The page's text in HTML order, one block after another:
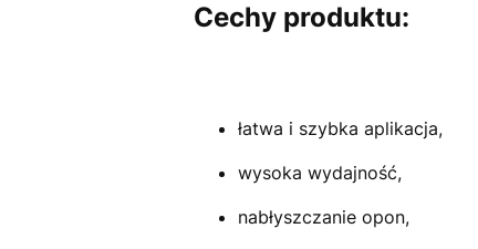
Cechy produktu:
łatwa i szybka aplikacja,
wysoka wydajność,
nabłyszczanie opon,